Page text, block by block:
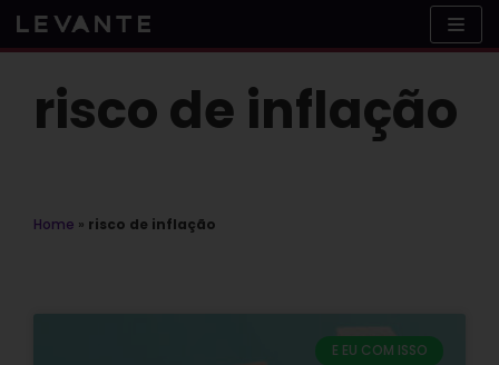
Skip
to
content
risco de inflação
Home » risco de inflação
E EU COM ISSO